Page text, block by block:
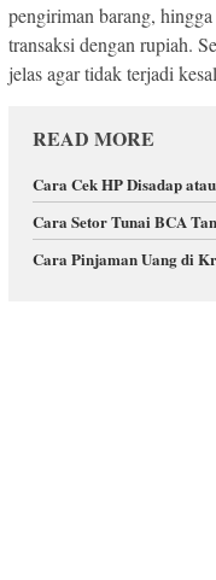
pengiriman barang,
transaksi dengan rupiah.
jelas agar tidak terjadi
READ MORE
Cara Cek HP Disadap
Cara Setor Tunai BCA
Cara Pinjaman Uang di